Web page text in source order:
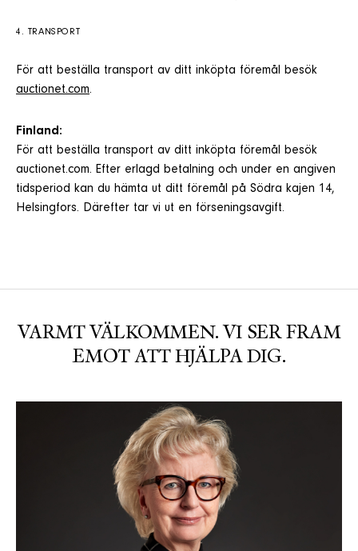
4. TRANSPORT
För att beställa transport av ditt inköpta föremål besök
auctionet.com.
Finland:
För att beställa transport av ditt inköpta föremål besök
auctionet.com. Efter erlagd betalning och under en angiven
tidsperiod kan du hämta ut ditt föremål på Södra kajen 14,
Helsingfors. Därefter tar vi ut en förseningsavgift.
VARMT VÄLKOMMEN. VI SER FRAM
EMOT ATT HJÄLPA DIG.